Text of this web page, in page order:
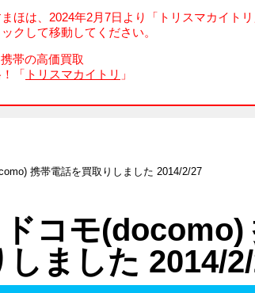
ほは、2024年2月7日より「トリスマカイトリ
クして移動してください。
帯の高価買取
「 トリスマカイトリ 」
携帯電話を買取りしました 2014/2/27
コモ(docomo)
しました 2014/